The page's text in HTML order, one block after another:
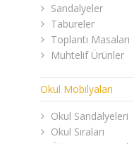
Sandalyeler
Tabureler
Toplantı Masaları
Muhtelif Ürünler
Okul Mobilyaları
Okul Sandalyeleri
Okul Sıraları